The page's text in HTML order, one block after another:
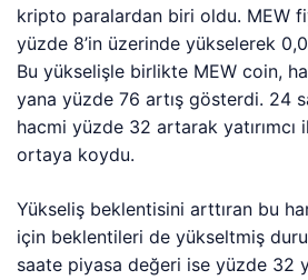
kripto paralardan biri oldu. MEW
yüzde 8’in üzerinde yükselerek
Bu yükselişle birlikte MEW coin,
yana yüzde 76 artış gösterdi. 24
hacmi yüzde 32 artarak yatırımcı
ortaya koydu.
Yükseliş beklentisini arttıran bu
için beklentileri de yükseltmiş
saate piyasa değeri ise yüzde 32